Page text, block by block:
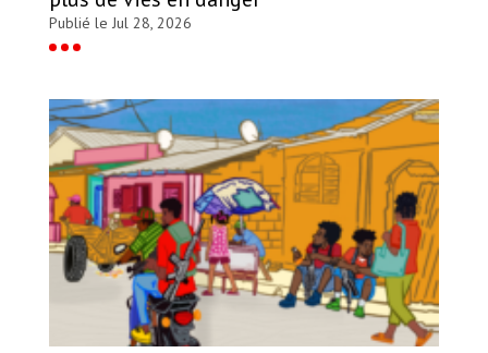
Publié le Jul 28, 2026